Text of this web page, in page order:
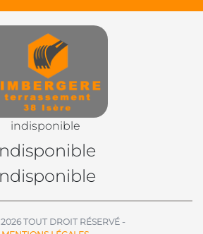
indisponible
TOUT DROIT RÉSERVÉ -